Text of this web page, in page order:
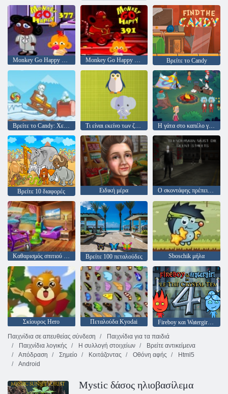
Monkey Go Happy Stage 377 Monkey Go Happy Stage 391 Βρείτε το Candy
Βρείτε το Candy: Χειμώνας Τι είναι εκείνο των ζώων Η γάτα στο καπέλο γνωρίζει πολλά γι 'αυτό! ώρα στρατόπεδο
Βρείτε 10 διαφορές Ειδική μέρα Ο σκοντάφης πρέπει να πεθάνει: Σιωπηλοί δρόμοι
Καθαρισμός σπιτιού στην παραλία Βρείτε 100 πεταλούδες Sboschik μήλα
Σκίουρος Hero Πεταλούδα Kyodai
Fireboy και Watergirl 4: Crystal Temple
Παιχνίδια σε απευθείας σύνδεση
Παιχνίδια για τα παιδιά
Παιχνίδια λογικής
Η συλλογή στοιχείων
Βρείτε αντικείμενα
Απόδραση
Σημείο Κοιτάζοντας Οθόνη αφής
Html5
Android
Mystic δάσος ηλιοβασίλεμα